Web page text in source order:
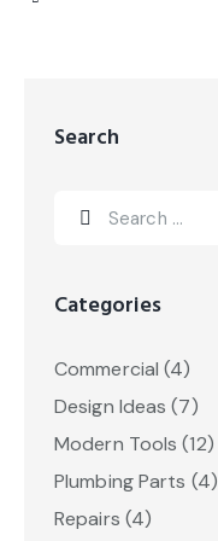
Search
Categories
Commercial (4)
Design Ideas (7)
Modern Tools (12)
Plumbing Parts (4)
Repairs (4)